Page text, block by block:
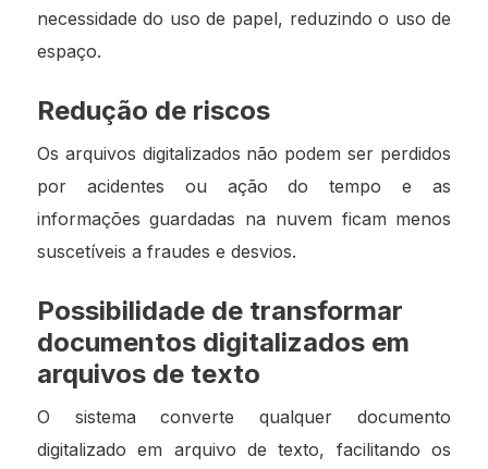
necessidade do uso de papel, reduzindo o uso de
espaço.
Redução de riscos
Os arquivos digitalizados não podem ser perdidos
por acidentes ou ação do tempo e as
informações guardadas na nuvem ficam menos
suscetíveis a fraudes e desvios.
Possibilidade de transformar
documentos digitalizados em
arquivos de texto
O sistema converte qualquer documento
digitalizado em arquivo de texto, facilitando os